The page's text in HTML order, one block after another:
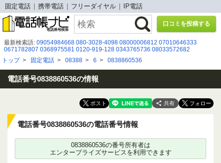
固定電話 携帯電話 フリーダイヤル IP電話
口コミを投稿する
最新検索語: 09054984668 080-3028-4098 08000006812 07010646333
0671782807 0368975581 0120-919-128 0343765736 08033572682
05030917031 05017209559
0366325146 0120537356 03-3604-2000 08073629320
03 6362 0073 0675264700 0456111857 ０９２７３３１８５５ 0120-953-462
0675264903
トップ> 固定電話 > 08388 > 6 > 0838860536
電話番号0838860536の情報
共有
電話番号0838860536の電話番号情報
0838860536の番号所有者は
エンタープライズサービスを利用できます